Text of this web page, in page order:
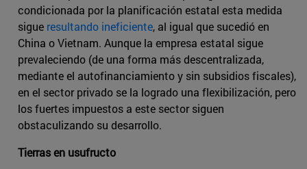
condicionada por la planificación estatal esta medida
sigue resultando ineficiente, al igual que sucedió en
China o Vietnam. Aunque la empresa estatal sigue
prevaleciendo (de una forma más descentralizada,
mediante el autofinanciamiento y sin subsidios fiscales),
en el sector privado se la logrado una flexibilización, pero
los fuertes impuestos a este sector siguen
obstaculizando su desarrollo.
Tierras en usufructo